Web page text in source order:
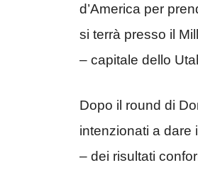
d’America per
si terrà presso il
– capitale dello
Dopo il round di
intenzionati a dare
– dei risultati